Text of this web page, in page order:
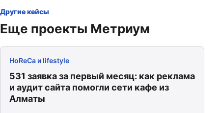
Другие кейсы
Еще проекты Метриум
HoReCa и lifestyle
531 заявка за первый месяц: как реклама
и аудит сайта помогли сети кафе из
Алматы